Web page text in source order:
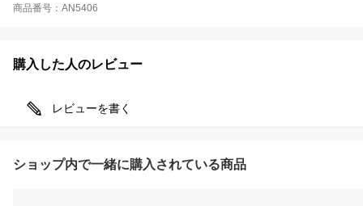
商品番号：AN5406
購入した人のレビュー
レビューを書く
ショップ内で一緒に購入されている商品